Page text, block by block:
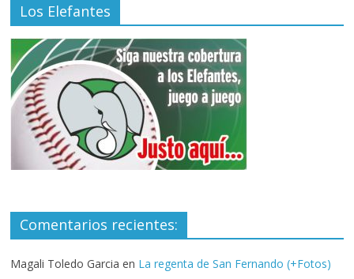
Los Elefantes
Comentarios recientes:
Magali Toledo Garcia en La regenta de San Fernando (+Fotos)